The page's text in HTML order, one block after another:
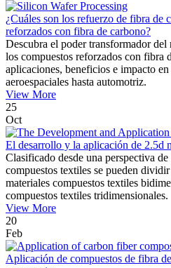
¿Cuáles son los refuerzo de fibra de
reforzados con fibra de carbono?
Descubra el poder transformador
los compuestos reforzados con fibra
aplicaciones, beneficios e impacto
aeroespaciales hasta automotriz.
View More
25
Oct
El desarrollo y la aplicación de 2.5d
Clasificado desde una perspectiva
compuestos textiles se pueden
materiales compuestos textiles
compuestos textiles tridimensionales.
View More
20
Feb
Aplicación de compuestos de fibra